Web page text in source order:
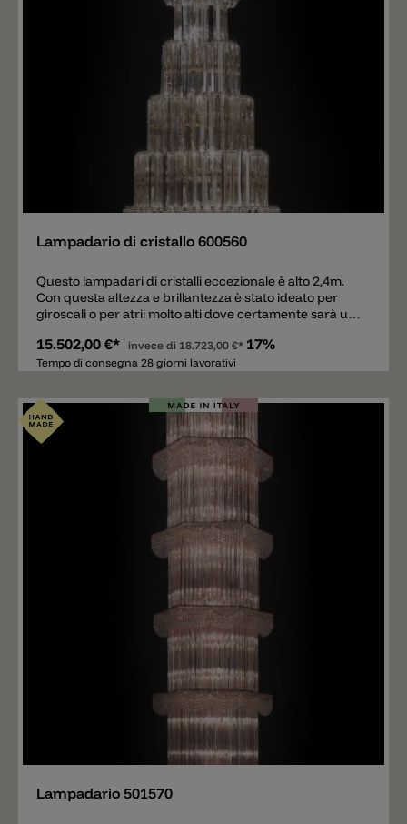
Lampadario di cristallo 600560
Questo lampadari di cristalli eccezionale è alto 2,4m.
Con questa altezza e brillantezza è stato ideato per
giroscali o per atrii molto alti dove certamente sarà un
contatarci se le servono più informazioni, i prezzi
variano molto dal tipo di vetro scelto.
15.502,00 €* invece di 18.723,00 €* 17%
Tempo di consegna 28 giorni lavorativi
Lampadario 501570